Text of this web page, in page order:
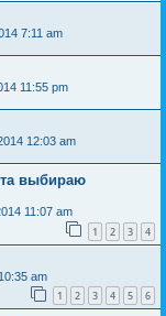
7:11 am
11:55 pm
12:03 am
выбираю
11:07 am
1 2 3 4
am
1 2 3 4 5 6